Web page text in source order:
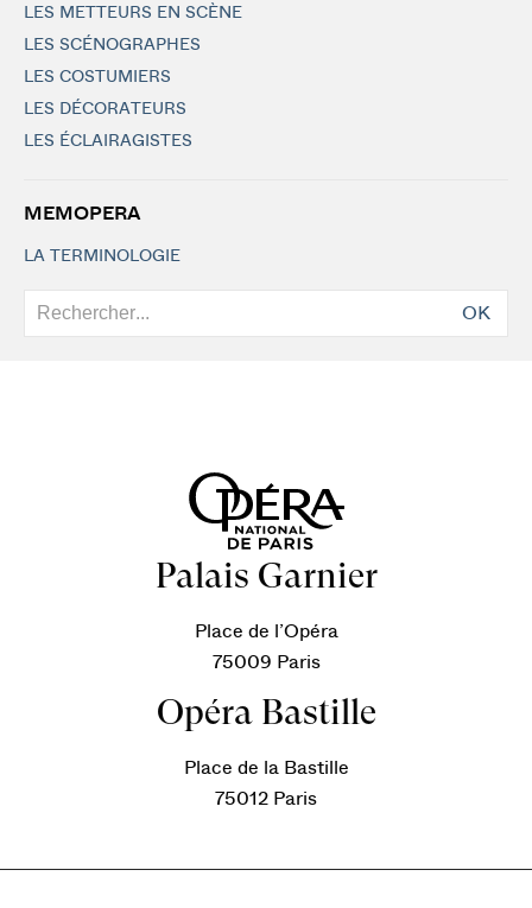
LES METTEURS EN SCÈNE
LES SCÉNOGRAPHES
LES COSTUMIERS
LES DÉCORATEURS
LES ÉCLAIRAGISTES
MEMOPERA
LA TERMINOLOGIE
OK
Palais Garnier
Place de l’Opéra
75009 Paris
Opéra Bastille
Place de la Bastille
75012 Paris